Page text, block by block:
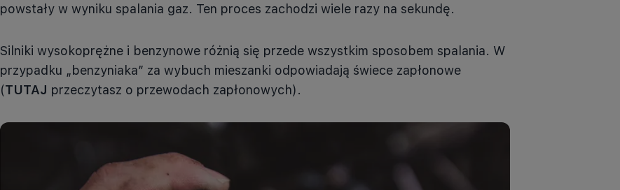
powstały w wyniku spalania gaz. Ten proces zachodzi wiele razy na sekundę.
Silniki wysokoprężne i benzynowe różnią się przede wszystkim sposobem spalania. W
przypadku „benzyniaka” za wybuch mieszanki odpowiadają świece zapłonowe
(TUTAJ przeczytasz o przewodach zapłonowych).